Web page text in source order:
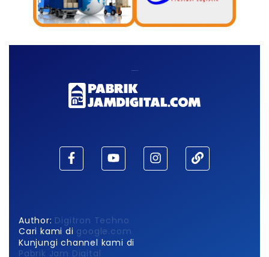
Author: Digitron Techno
Cari kami di google.com
Kunjungi channel kami di
Pabrik Jam Digital